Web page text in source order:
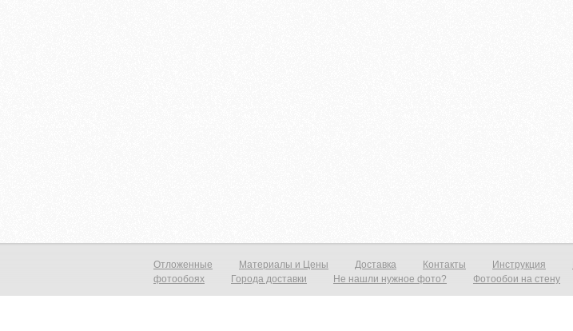
Отложенные Материалы и Цены Доставка Контакты Инструкция
фотообоях
Города доставки Не нашли нужное фото? Фотообои на стену